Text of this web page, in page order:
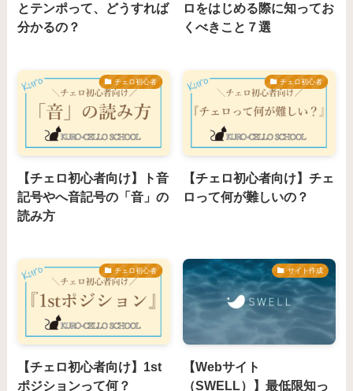
とテンポって、どうすれば
分かるの？
ロをはじめる際に知ってお
くべきこと７選
チェロ初心者
【チェロ初心者向け】ト音
記号やへ音記号の「音」の
読み方
チェロ初心者
【チェロ初心者向け】チェ
ロって何が難しいの？
チェロ初心者
【チェロ初心者向け】1st
ポジションって何？
サイト作成
【Webサイト
（SWELL）】最低限知っ